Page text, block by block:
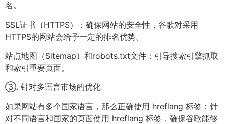
名。
SSL证书（HTTPS）：确保网站的安全性，谷歌对采用
HTTPS的网站会给予一定的排名优势。
站点地图（Sitemap）和robots.txt文件：引导搜索引擎抓取
和索引重要页面。
③. 针对多语言市场的优化
如果网站有多个国家语言，那么正确使用 hreflang 标签：针
对不同语言和国家的页面使用 hreflang 标签，确保谷歌能够